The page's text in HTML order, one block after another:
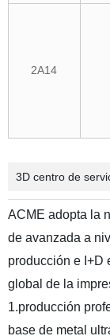
2A14
3D centro de
ACME adopta la
de avanzada a
producción e I+D
global de la
1.producción
base de metal